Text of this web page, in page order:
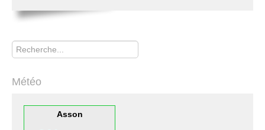
Rechercher
Météo
Asson